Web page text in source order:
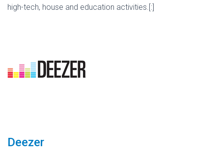
high-tech, house and education activities.[:]
Deezer